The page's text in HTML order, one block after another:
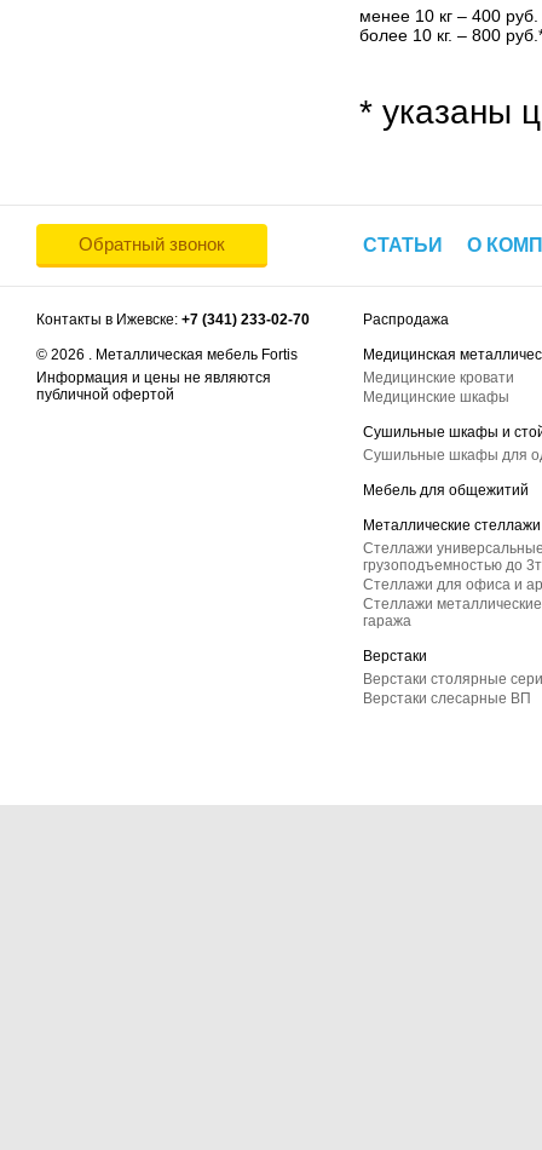
менее 10 кг – 400 руб.
более 10 кг. – 800
* указаны
Обратный звонок СТАТЬИ О
Контакты в Ижевске: +7 (341) 233-02-70
© 2026 . Металлическая мебель Fortis
Информация и цены не являются
публичной офертой
Распродажа
Медицинская
Медицинские кровати
Медицинские шкафы
Сушильные шкафы и
Сушильные шкафы для
Мебель для общежитий
Металлические стеллажи
Стеллажи
грузоподъемностью до
Стеллажи для офиса и
Стеллажи
гаража
Верстаки
Верстаки столярные
Верстаки слесарные ВП